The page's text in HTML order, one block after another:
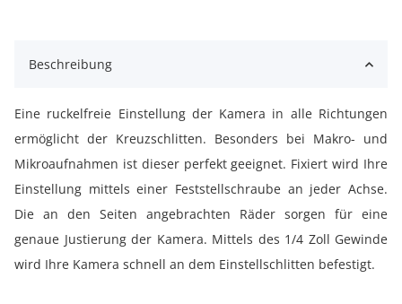
Beschreibung
Eine ruckelfreie Einstellung der Kamera in alle Richtungen
ermöglicht der Kreuzschlitten. Besonders bei Makro- und
Mikroaufnahmen ist dieser perfekt geeignet. Fixiert wird Ihre
Einstellung mittels einer Feststellschraube an jeder Achse.
Die an den Seiten angebrachten Räder sorgen für eine
genaue Justierung der Kamera. Mittels des 1/4 Zoll Gewinde
wird Ihre Kamera schnell an dem Einstellschlitten befestigt.